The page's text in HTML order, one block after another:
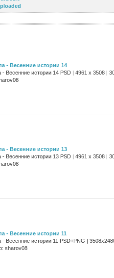
- Весенние истории 14
Весенние истории 14 PSD | 4961 х 3508 |
- Весенние истории 13
Весенние истории 13 PSD | 4961 х 3508 |
- Весенние истории 11
Весенние истории 11 PSD+PNG |
sharov08